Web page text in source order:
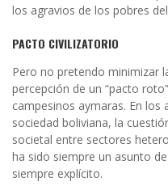
los agravios de los pobres
PACTO CIVILIZATORIO
Pero no pretendo minimizar
percepción de un “pacto
campesinos aymaras. En
sociedad boliviana, la
societal entre sectores
ha sido siempre un asunto
siempre explícito.